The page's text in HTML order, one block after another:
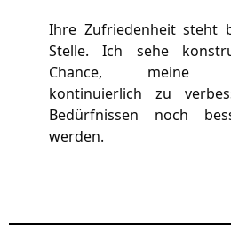
Ihre Zufriedenheit steht
Stelle. Ich sehe
Chance, meine
kontinuierlich zu
Bedürfnissen noch
werden.